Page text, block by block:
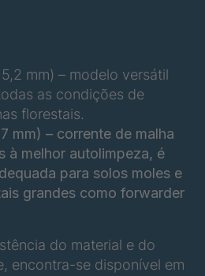
FG 272 6/1 4043061
FG 215 6/1
FG 220 6/1 4043148
FG 219 6/1 4048304
FG 207 6/1 4063936
mm) – modelo versátil
as condições de
florestais.
mm) – corrente de malha
à melhor autolimpeza, é
para solos moles e
grandes como forwarder
do material e do
encontra-se disponível em